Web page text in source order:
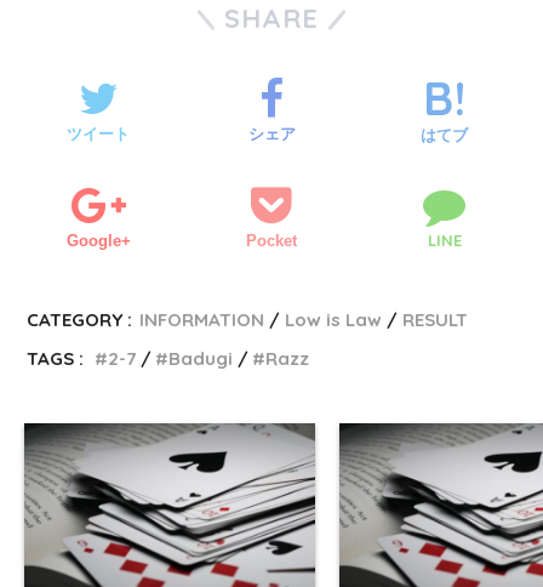
SHARE
ツイート シェア はてブ
Google+ Pocket LINE
CATEGORY : INFORMATION Low is Law
RESULT
TAGS :
2-7 Badugi Razz